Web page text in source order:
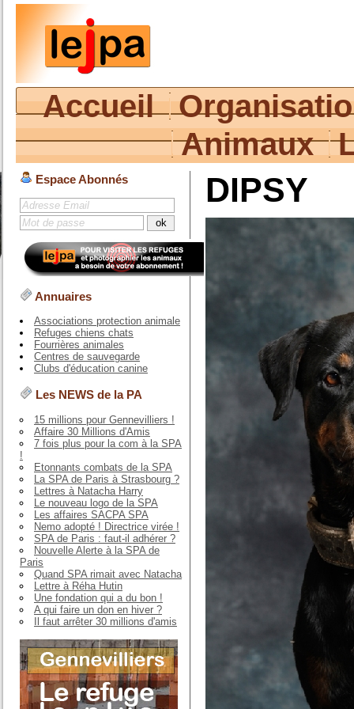
Accueil
Animaux
Espace Abonnés
Annuaires
Associations protection animale
Refuges chiens chats
Fourrières animales
Centres de sauvegarde
Clubs d'éducation canine
Les NEWS de la PA
15 millions pour Gennevilliers !
Affaire 30 Millions d'Amis
7 fois plus pour la com à la SPA
!
Etonnants combats de la SPA
La SPA de Paris à Strasbourg ?
Lettres à Natacha Harry
Le nouveau logo de la SPA
Les affaires SACPA SPA
Nemo adopté ! Directrice virée !
SPA de Paris : faut-il adhérer ?
Nouvelle Alerte à la SPA de
Paris
Quand SPA rimait avec Natacha
Lettre à Réha Hutin
Une fondation qui a du bon !
A qui faire un don en hiver ?
Il faut arrêter 30 millions d'amis
DIPSY